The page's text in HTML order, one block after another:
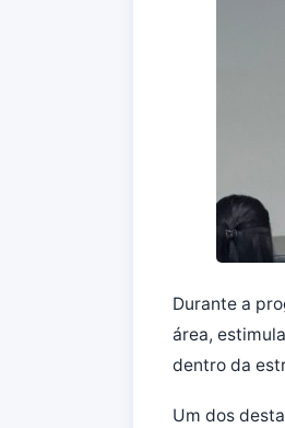
Durante a
área,
dentro da
Um dos